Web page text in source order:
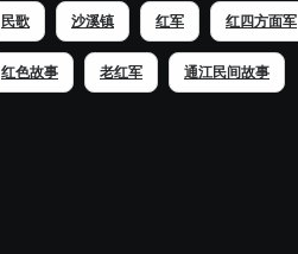
民歌 沙溪镇 红军 红四方面军
红色故事 老红军 通江民间故事